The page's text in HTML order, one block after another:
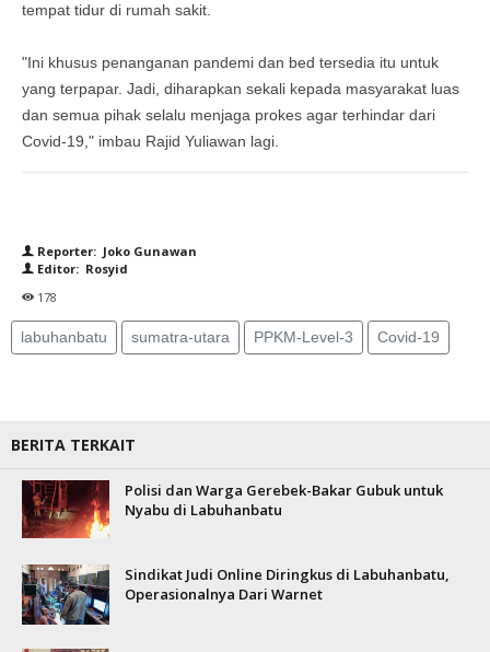
tempat tidur di rumah sakit.
"Ini khusus penanganan pandemi dan bed tersedia itu untuk
yang terpapar. Jadi, diharapkan sekali kepada masyarakat luas
dan semua pihak selalu menjaga prokes agar terhindar dari
Covid-19," imbau Rajid Yuliawan lagi.
Reporter: Joko Gunawan
Editor: Rosyid
178
labuhanbatu sumatra-utara PPKM-Level-3 Covid-19
BERITA TERKAIT
Polisi dan Warga Gerebek-Bakar Gubuk untuk
Nyabu di Labuhanbatu
Sindikat Judi Online Diringkus di Labuhanbatu,
Operasionalnya Dari Warnet